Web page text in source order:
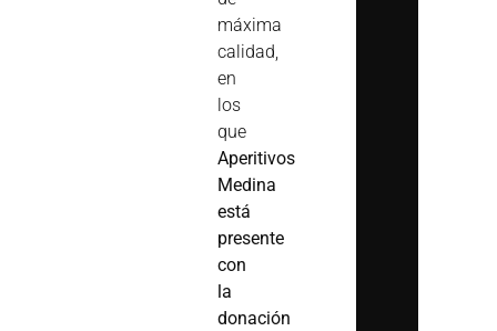
máxima
calidad,
en
los
que
Aperitivos
Medina
está
presente
con
la
donación